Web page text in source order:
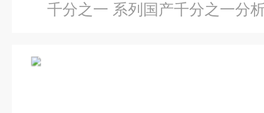
千分之一 系列国产千分之一分